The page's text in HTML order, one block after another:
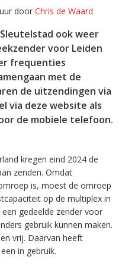
door Chris de Waard
ook weer
voor Leiden
frequenties
met de
de uitzendingen via
via deze website als
de mobiele telefoon.
kregen eind 2024 de
zenden. Omdat
is, moest de omroep
op de multiplex in
gedeelde zender voor
gebruik kunnen maken.
vrij. Daarvan heeft
in gebruik.